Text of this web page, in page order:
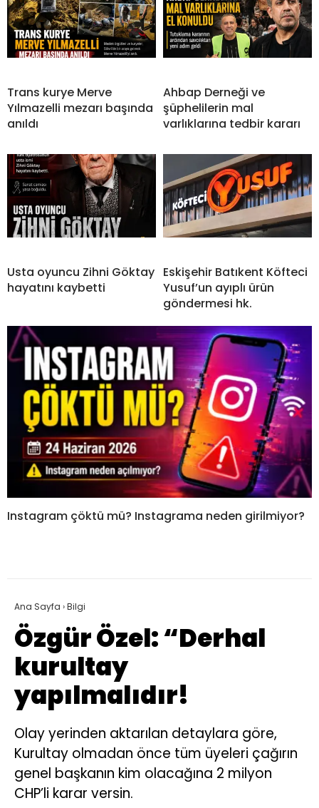
Trans kurye Merve
Yılmazelli mezarı başında
anıldı
Ahbap Derneği ve
şüphelilerin mal
varlıklarına tedbir kararı
Usta oyuncu Zihni Göktay
hayatını kaybetti
Eskişehir Batıkent Köfteci
Yusuf’un ayıplı ürün
göndermesi hk.
Instagram çöktü mü? Instagrama neden girilmiyor?
Ana Sayfa ›Bilgi
Özgür Özel: “Derhal
kurultay
yapılmalıdır!
Olay yerinden aktarılan detaylara göre,
Kurultay olmadan önce tüm üyeleri çağırın
genel başkanın kim olacağına 2 milyon
CHP’li karar versin.